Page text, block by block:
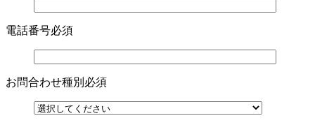
電話番号必須
お問合わせ種別 必須